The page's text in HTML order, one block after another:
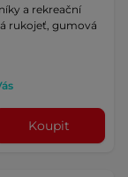
a rekreační
rukojeť, gumová
Koupit